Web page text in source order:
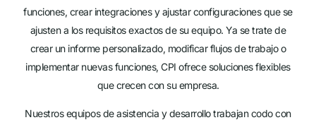
funciones, crear integraciones y ajustar configuraciones que se
ajusten a los requisitos exactos de su equipo. Ya se trate de
crear un informe personalizado, modificar flujos de trabajo o
implementar nuevas funciones, CPI ofrece soluciones flexibles
que crecen con su empresa.
Nuestros equipos de asistencia y desarrollo trabajan codo con